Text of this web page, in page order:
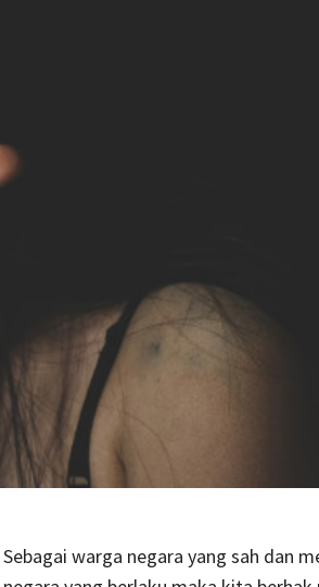
Sebagai warga negara yang sah dan